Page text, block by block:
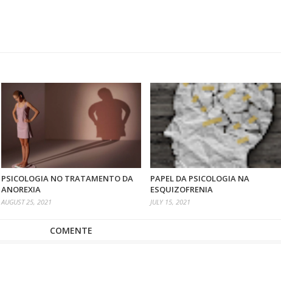
PSICOLOGIA NO TRATAMENTO DA
ANOREXIA
AUGUST 25, 2021
PAPEL DA PSICOLOGIA NA
ESQUIZOFRENIA
JULY 15, 2021
COMENTE